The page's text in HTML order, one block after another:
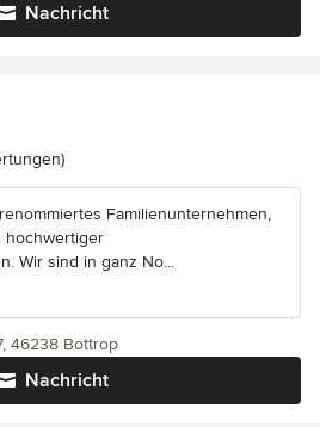
Nachricht
4.2 von 5 Sternen
Familienunternehmen,
hochwertiger
Wir sind in ganz No...
Nachricht
46238 Bottrop